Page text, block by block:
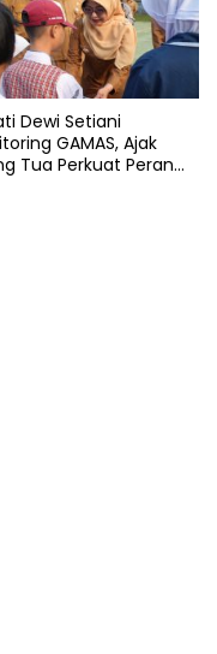
Dewi Setiani
GAMAS, Ajak
Tua Perkuat Peran